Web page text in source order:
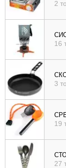
2
16
3
19
27